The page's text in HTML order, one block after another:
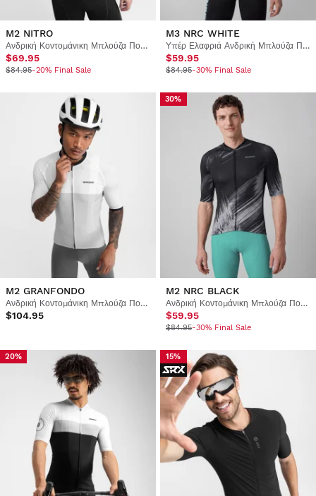
M2 NITRO
Ανδρική Κοντομάνικη Μπλούζα Ποδηλασίας
$69.95
$84.95-20% Final Sale
M3 NRC WHITE
Υπέρ Ελαφριά Ανδρική Μπλούζα Ποδηλασίας
$59.95
$84.95-30% Final Sale
M2 GRANFONDO
Ανδρική Κοντομάνικη Μπλούζα Ποδηλασίας
$104.95
30%
M2 NRC BLACK
Ανδρική Κοντομάνικη Μπλούζα Ποδηλασίας
$59.95
$84.95-30% Final Sale
20% 15%